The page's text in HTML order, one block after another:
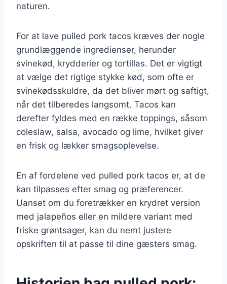
naturen.
For at lave pulled pork tacos kræves der nogle
grundlæggende ingredienser, herunder
svinekød, krydderier og tortillas. Det er vigtigt
at vælge det rigtige stykke kød, som ofte er
svinekødsskuldre, da det bliver mørt og saftigt,
når det tilberedes langsomt. Tacos kan
derefter fyldes med en række toppings, såsom
coleslaw, salsa, avocado og lime, hvilket giver
en frisk og lækker smagsoplevelse.
En af fordelene ved pulled pork tacos er, at de
kan tilpasses efter smag og præferencer.
Uanset om du foretrækker en krydret version
med jalapeños eller en mildere variant med
friske grøntsager, kan du nemt justere
opskriften til at passe til dine gæsters smag.